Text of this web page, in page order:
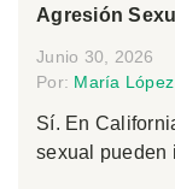
Agresión
Junio 30, 2026
Por: María
Sí. En
sexual pueden